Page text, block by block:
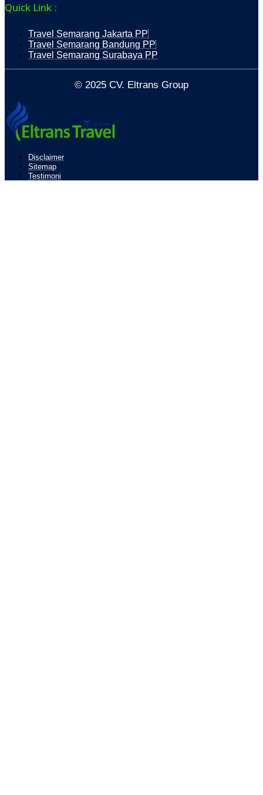
Quick Link :
Travel Semarang Jakarta PP
Travel Semarang Bandung PP
Travel Semarang Surabaya PP
© 2025 CV. Eltrans Group
Disclaimer
Sitemap
Testimoni